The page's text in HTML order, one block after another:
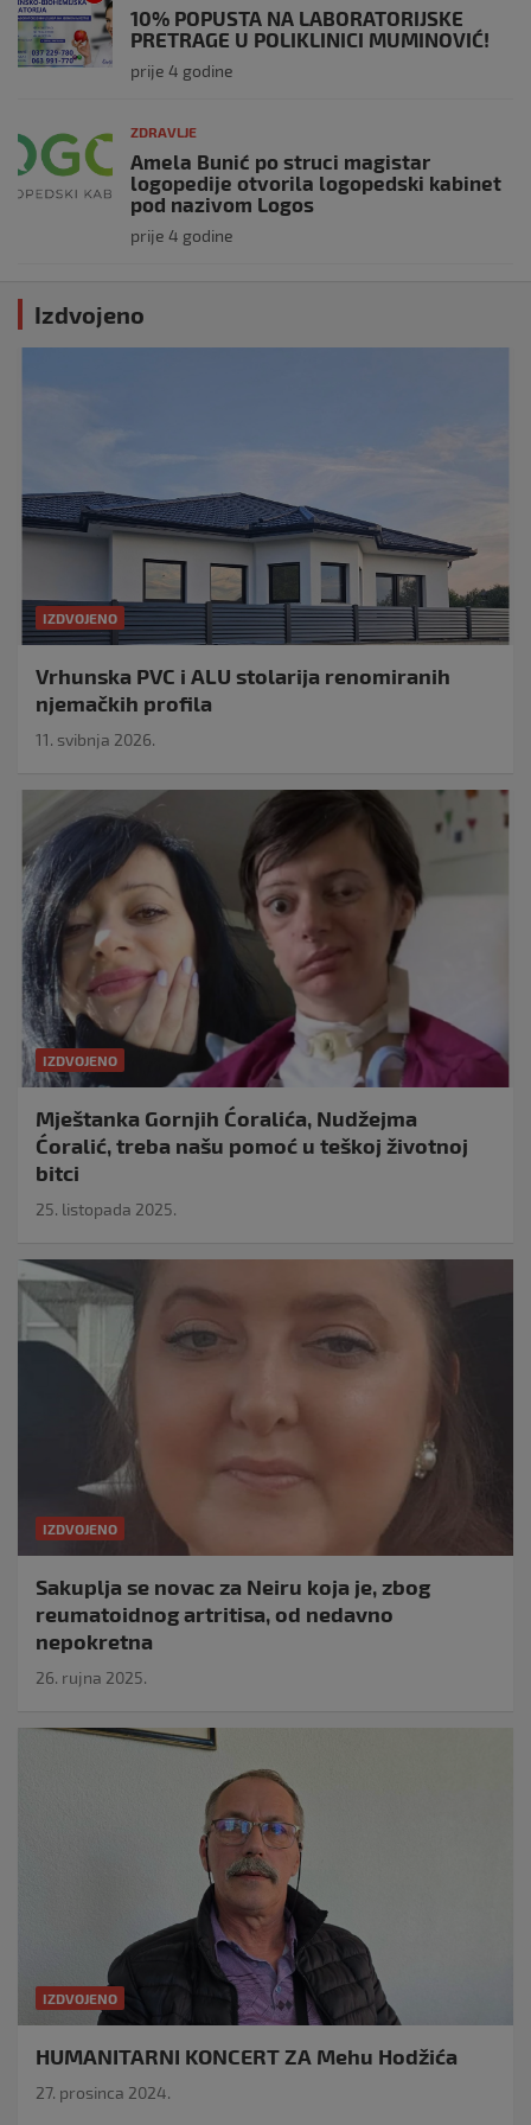
10% POPUSTA NA LABORATORIJSKE
PRETRAGE U POLIKLINICI MUMINOVIĆ!
prije 4 godine
ZDRAVLJE
Amela Bunić po struci magistar
logopedije otvorila logopedski kabinet
pod nazivom Logos
prije 4 godine
Izdvojeno
IZDVOJENO
Vrhunska PVC i ALU stolarija renomiranih
njemačkih profila
11. svibnja 2026.
IZDVOJENO
Mještanka Gornjih Ćoralića, Nudžejma
Ćoralić, treba našu pomoć u teškoj životnoj
bitci
25. listopada 2025.
IZDVOJENO
Sakuplja se novac za Neiru koja je, zbog
reumatoidnog artritisa, od nedavno
nepokretna
26. rujna 2025.
IZDVOJENO
HUMANITARNI KONCERT ZA Mehu Hodžića
27. prosinca 2024.